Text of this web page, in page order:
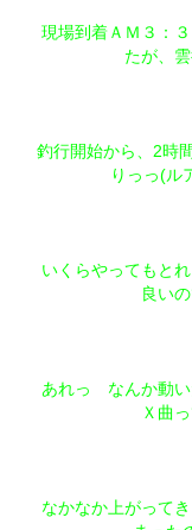
現場到着ＡＭ３：
たが、
釣行開始から、2
りっっ(
いくらやってもと
良い
あれっ なんか動
Ｘ曲
なかなか上がって